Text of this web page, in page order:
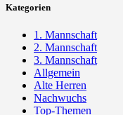
Kategorien
1. Mannschaft
2. Mannschaft
3. Mannschaft
Allgemein
Alte Herren
Nachwuchs
Top-Themen